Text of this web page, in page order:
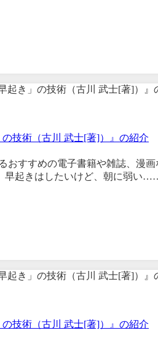
技術（古川 武士[著]）』の紹介
すすめの電子書籍や雑誌、漫
早起きはしたいけど、朝に弱
技術（古川 武士[著]）』の紹介